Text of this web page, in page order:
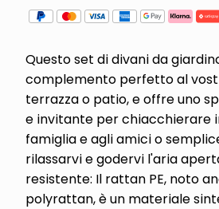
Questo set di divani da
complemento perfetto al
terrazza o patio, e offre uno
e invitante per chiacchierare
famiglia e agli amici o
rilassarvi e godervi l'aria
resistente: Il rattan PE, noto
polyrattan, è un materiale